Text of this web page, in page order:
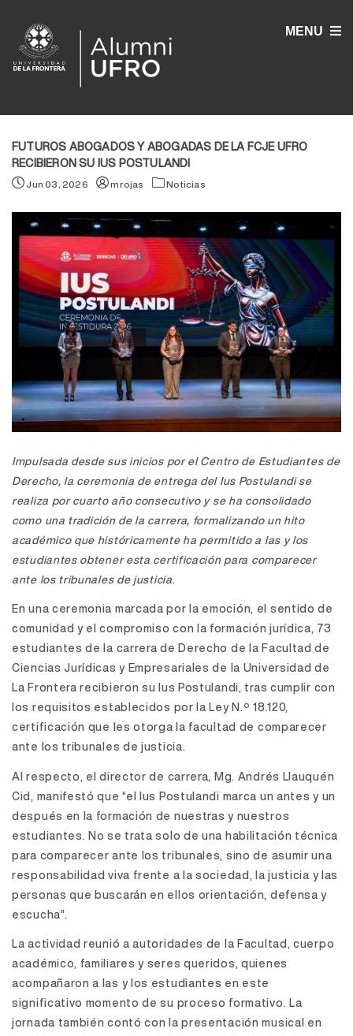
MENU
FUTUROS ABOGADOS Y ABOGADAS DE LA FCJE UFRO
RECIBIERON SU IUS POSTULANDI
Jun 03, 2026 mrojas Noticias
Impulsada desde sus inicios por el Centro de Estudiantes de
Derecho, la ceremonia de entrega del Ius Postulandi se
realiza por cuarto año consecutivo y se ha consolidado
como una tradición de la carrera, formalizando un hito
académico que históricamente ha permitido a las y los
estudiantes obtener esta certificación para comparecer
ante los tribunales de justicia
En una ceremonia marcada por la emoción, el sentido de
comunidad y el compromiso con la formación jurídica, 73
estudiantes de la carrera de Derecho de la Facultad de
Ciencias Jurídicas y Empresariales de la Universidad de
La Frontera recibieron su Ius Postulandi, tras cumplir con
los requisitos establecidos por la Ley N.º 18.120,
certificación que les otorga la facultad de comparecer
ante los tribunales de justicia.
Al respecto, el director de carrera, Mg. Andrés Llauquén
Cid, manifestó que “el Ius Postulandi marca un antes y un
después en la formación de nuestras y nuestros
estudiantes. No se trata solo de una habilitación técnica
para comparecer ante los tribunales, sino de asumir una
responsabilidad viva frente a la sociedad, la justicia y las
personas que buscarán en ellos orientación, defensa y
escucha”.
La actividad reunió a autoridades de la Facultad, cuerpo
académico, familiares y seres queridos, quienes
acompañaron a las y los estudiantes en este
significativo momento de su proceso formativo. La
jornada también contó con la presentación musical en